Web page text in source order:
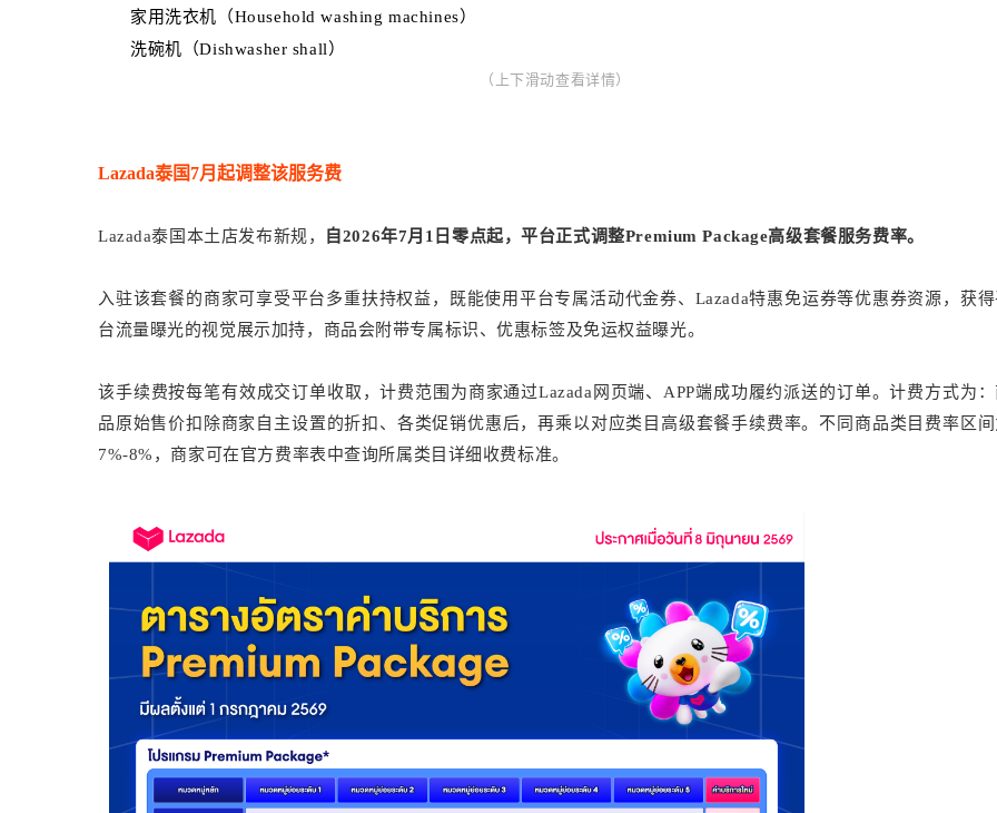
家用洗衣机（Household washing machines）
洗碗机（Dishwasher shall）
请在 商品（Product） 属性中完整填写以下信息：
品牌（Brand）
MWELS 用水量（MWELS Water Consumption）
注册编号（Registration No.）
型号名称（Model Name）
（2）展示 MWELS 标签或完整的用水效率标签信息
所有受 MWELS 管制的商品，均须在商品图片旁或商品描述中清晰展示可辨识的 MWELS
标签。若展示空间不足，无法清晰显示 MWELS 标签，则必须显著展示以下用水效率信
息：
品牌（Brand）
（ 上下滑动查看详情）
Lazada泰国7月起调整该服务费
Lazada泰国本土店发布新规， 自2026年7月1日零点起，平台正式调整Premium Package高级套餐服务费率。
入驻该套餐的商家可享受平台多重扶持权益，既能使用平台专属活动代金券、Lazada特惠免运券等优惠券资源，获
台流量曝光的视觉展示加持，商品会附带专属标识、优惠标签及免运权益曝光。
该手续费按每笔有效成交订单收取，计费范围为商家通过Lazada网页端、APP端成功履约派送的订单。计费方式为
品原始售价扣除商家自主设置的折扣、各类促销优惠后，再乘以对应类目高级套餐手续费率。不同商品类目费率区
7%-8%，商家可在官方费率表中查询所属类目详细收费标准。